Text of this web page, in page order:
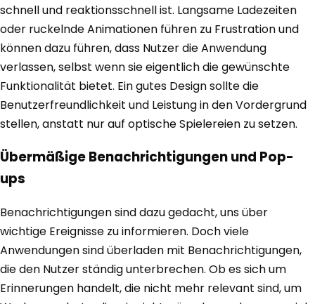
schnell und reaktionsschnell ist. Langsame Ladezeiten
oder ruckelnde Animationen führen zu Frustration und
können dazu führen, dass Nutzer die Anwendung
verlassen, selbst wenn sie eigentlich die gewünschte
Funktionalität bietet. Ein gutes Design sollte die
Benutzerfreundlichkeit und Leistung in den Vordergrund
stellen, anstatt nur auf optische Spielereien zu setzen.
Übermäßige Benachrichtigungen und Pop-
ups
Benachrichtigungen sind dazu gedacht, uns über
wichtige Ereignisse zu informieren. Doch viele
Anwendungen sind überladen mit Benachrichtigungen,
die den Nutzer ständig unterbrechen. Ob es sich um
Erinnerungen handelt, die nicht mehr relevant sind, um